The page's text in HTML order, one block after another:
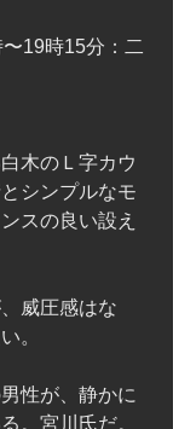
19時15分：二
木のＬ字カウ
シンプルなモ
スの良い設え
威圧感はな
。
性が、静かに
。宮川氏だ。